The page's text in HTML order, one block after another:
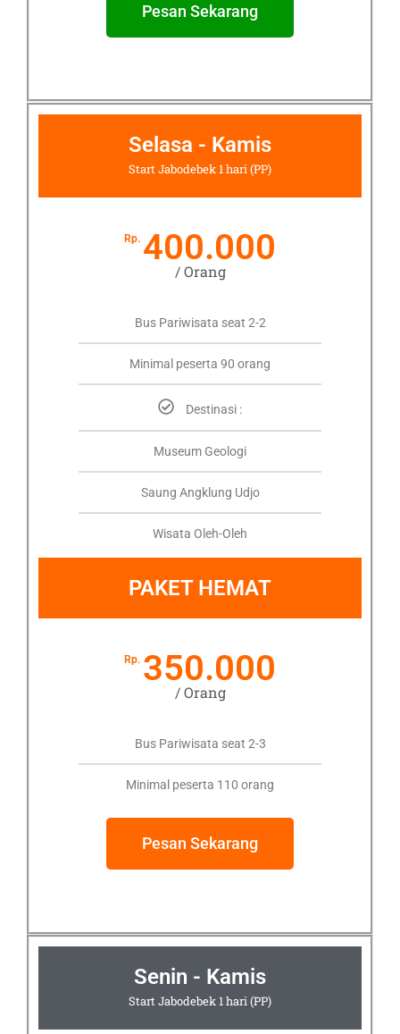
Pesan Sekarang
Selasa - Kamis
Start Jabodebek 1 hari (PP)
Rp. 400.000
/ Orang
Bus Pariwisata seat 2-2
Minimal peserta 90 orang
Destinasi :
Museum Geologi
Saung Angklung Udjo
Wisata Oleh-Oleh
PAKET HEMAT
Rp. 350.000
/ Orang
Bus Pariwisata seat 2-3
Minimal peserta 110 orang
Pesan Sekarang
Senin - Kamis
Start Jabodebek 1 hari (PP)